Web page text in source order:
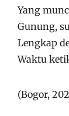
Yang
Gunung,
Lengkap
Waktu
(Bogor,